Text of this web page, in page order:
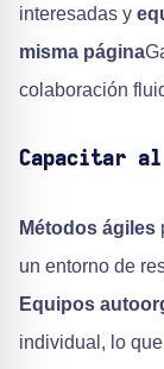
interesadas y
misma página
colaboración
Capacitar
Métodos ágiles
un entorno de
Equipos
individual, lo